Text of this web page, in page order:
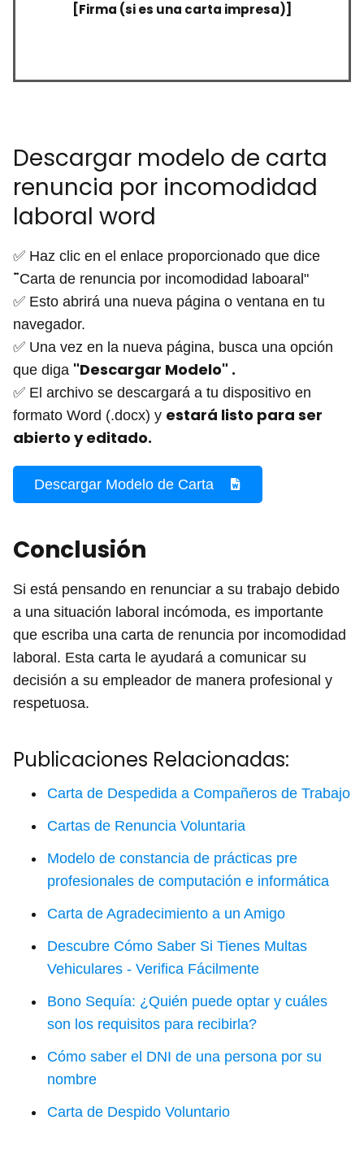
[Firma (si es una carta impresa)]
Descargar modelo de carta
renuncia por incomodidad
laboral word
✅ Haz clic en el enlace proporcionado que dice
¨Carta de renuncia por incomodidad laboaral"
✅ Esto abrirá una nueva página o ventana en tu
navegador.
✅ Una vez en la nueva página, busca una opción
que diga "Descargar Modelo" .
✅ El archivo se descargará a tu dispositivo en
formato Word (.docx) y estará listo para ser
abierto y editado.
Descargar Modelo de Carta
Conclusión
Si está pensando en renunciar a su trabajo debido
a una situación laboral incómoda, es importante
que escriba una carta de renuncia por incomodidad
laboral. Esta carta le ayudará a comunicar su
decisión a su empleador de manera profesional y
respetuosa.
Publicaciones Relacionadas:
Carta de Despedida a Compañeros de Trabajo
Cartas de Renuncia Voluntaria
Modelo de constancia de prácticas pre
profesionales de computación e informática
Carta de Agradecimiento a un Amigo
Descubre Cómo Saber Si Tienes Multas
Vehiculares - Verifica Fácilmente
Bono Sequía: ¿Quién puede optar y cuáles
son los requisitos para recibirla?
Cómo saber el DNI de una persona por su
nombre
Carta de Despido Voluntario